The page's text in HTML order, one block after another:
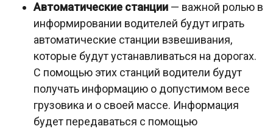
Автоматические станции — важной ролью в
информировании водителей будут играть
автоматические станции взвешивания,
которые будут устанавливаться на дорогах.
С помощью этих станций водители будут
получать информацию о допустимом весе
грузовика и о своей массе. Информация
будет передаваться с помощью